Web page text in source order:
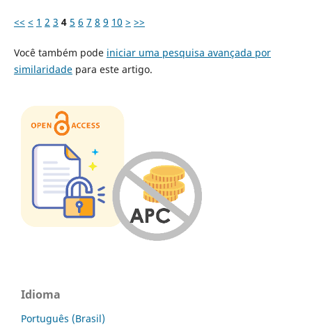
<< < 1 2 3 4 5 6 7 8 9 10 > >>
Você também pode iniciar uma pesquisa avançada por
similaridadepara este artigo.
Idioma
Português (Brasil)